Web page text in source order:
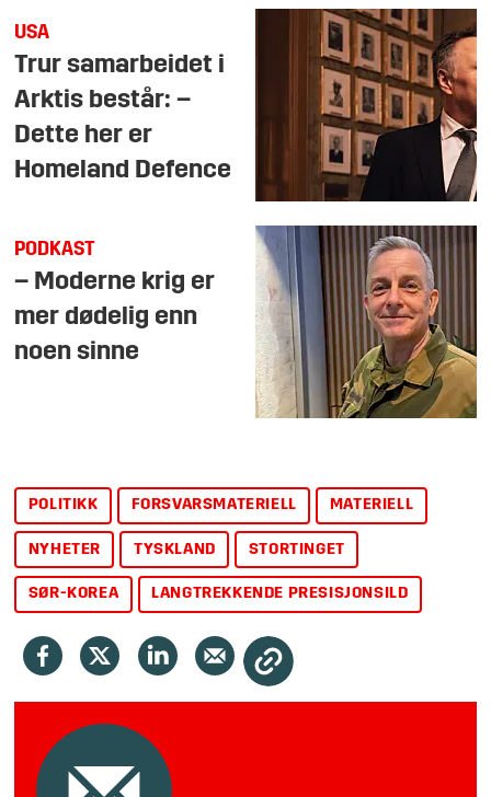
USA
Trur samarbeidet i
Arktis består: –
Dette her er
Homeland Defence
PODKAST
– Moderne krig er
mer dødelig enn
noen sinne
POLITIKK FORSVARSMATERIELL MATERIELL
NYHETER TYSKLAND STORTINGET
SØR-KOREA LANGTREKKENDE PRESISJONSILD